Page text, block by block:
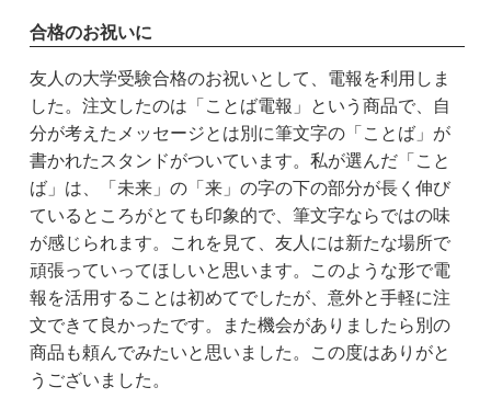
合格のお祝いに
友人の大学受験合格のお祝いとして、電報を利用しま
した。注文したのは「ことば電報」という商品で、自
分が考えたメッセージとは別に筆文字の「ことば」が
書かれたスタンドがついています。私が選んだ「こと
ば」は、「未来」の「来」の字の下の部分が長く伸び
ているところがとても印象的で、筆文字ならではの味
が感じられます。これを見て、友人には新たな場所で
頑張っていってほしいと思います。このような形で電
報を活用することは初めてでしたが、意外と手軽に注
文できて良かったです。また機会がありましたら別の
商品も頼んでみたいと思いました。この度はありがと
うございました。